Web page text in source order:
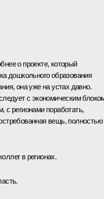
о проекте, который
дошкольного образования
она уже на устах давно.
с экономическим
регионами поработать,
вещь, полностью
в регионах.